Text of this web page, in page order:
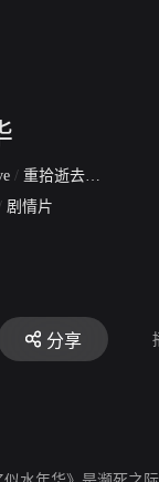
/ 重拾逝去时光
剧情片
分享